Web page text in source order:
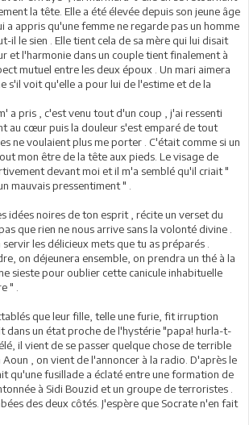
la tête. Elle a été élevée depuis son jeune âge
a appris qu'une femme ne regarde pas un homme
il le sien . Elle tient cela de sa mère qui lui disait
et l'harmonie dans un couple tient finalement à
mutuel entre les deux époux . Un mari aimera
s'il voit qu'elle a pour lui de l'estime et de la
a pris , c'est venu tout d'un coup , j'ai ressenti
au cœur puis la douleur s'est emparé de tout
ne voulaient plus me porter . C'était comme si un
mon être de la tête aux pieds. Le visage de
devant moi et il m'a semblé qu'il criait "
mauvais pressentiment " .
idées noires de ton esprit , récite un verset du
que rien ne nous arrive sans la volonté divine .
les délicieux mets que tu as préparés .
on déjeunera ensemble, on prendra un thé à la
sieste pour oublier cette canicule inhabituelle
" .
que leur fille, telle une furie, fit irruption
dans un état proche de l'hystérie "papa! hurla-t-
il vient de se passer quelque chose de terrible
Aoun , on vient de l'annoncer à la radio. D'après le
qu'une fusillade a éclaté entre une formation de
à Sidi Bouzid et un groupe de terroristes .
des deux côtés. J'espère que Socrate n'en fait